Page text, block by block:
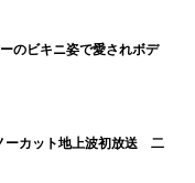
のビキニ姿で愛されボデ
ーカット地上波初放送 二